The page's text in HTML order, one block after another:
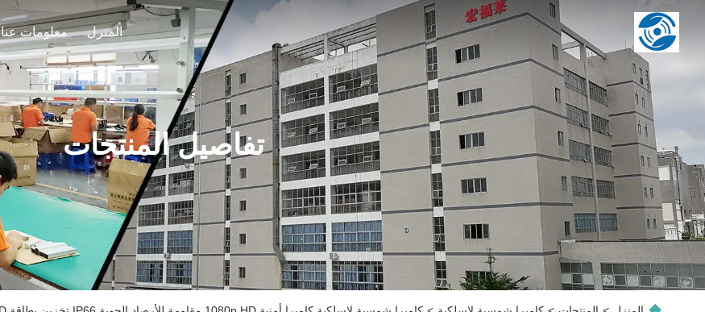
المنزل معلومات عنا
تفاصيل المنتجات